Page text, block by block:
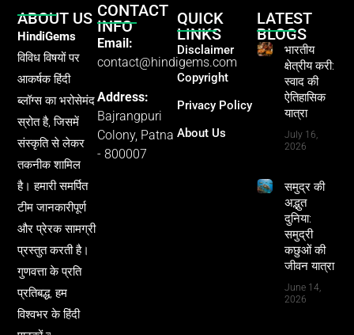
ABOUT US
HindiGems
विविध विषयों पर
आकर्षक हिंदी
ब्लॉग्स का भरोसेमंद
स्रोत है, जिसमें
संस्कृति से लेकर
तकनीक शामिल
है। हमारी समर्पित
टीम जानकारीपूर्ण
और प्रेरक सामग्री
प्रस्तुत करती है।
गुणवत्ता के प्रति
प्रतिबद्ध, हम
विश्वभर के हिंदी
CONTACT
INFO
Email:
contact@hindigems.com
Address:
Bajrangpuri
Colony, Patna
- 800007
QUICK
LINKS
Disclaimer
Copyright
Privacy Policy
About Us
LATEST
BLOGS
भारतीय
क्षेत्रीय करी:
स्वाद की
ऐतिहासिक
यात्रा
July 16,
2026
समुद्र की
अद्भुत
दुनिया:
समुद्री
कछुओं की
जीवन यात्रा
June 14,
2026